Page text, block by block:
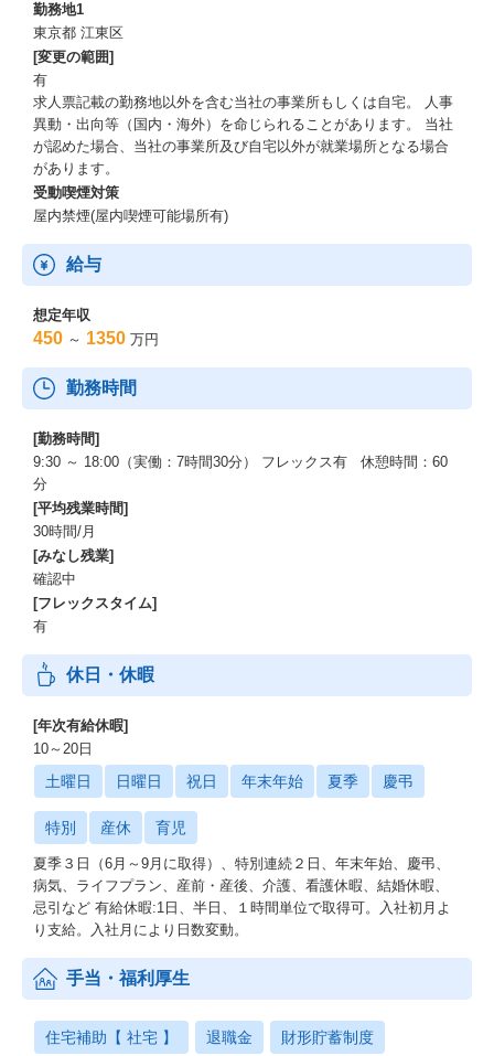
勤務地1
東京都 江東区
[変更の範囲]
有
求人票記載の勤務地以外を含む当社の事業所もしくは自宅。 人事
異動・出向等（国内・海外）を命じられることがあります。 当社
が認めた場合、当社の事業所及び自宅以外が就業場所となる場合
があります。
受動喫煙対策
屋内禁煙(屋内喫煙可能場所有)
給与
想定年収
450 ～ 1350 万円
勤務時間
[勤務時間]
9:30 ～ 18:00（実働：7時間30分） フレックス有 休憩時間：60
分
[平均残業時間]
30時間/月
[みなし残業]
確認中
[フレックスタイム]
有
休日・休暇
[年次有給休暇]
10～20日
土曜日 日曜日 祝日 年末年始 夏季 慶弔
特別 産休 育児
夏季３日（6月～9月に取得）、特別連続２日、年末年始、慶弔、
病気、ライフプラン、産前・産後、介護、看護休暇、結婚休暇、
忌引など 有給休暇:1日、半日、１時間単位で取得可。入社初月よ
り支給。入社月により日数変動。
手当・福利厚生
住宅補助【 社宅 】 退職金 財形貯蓄制度